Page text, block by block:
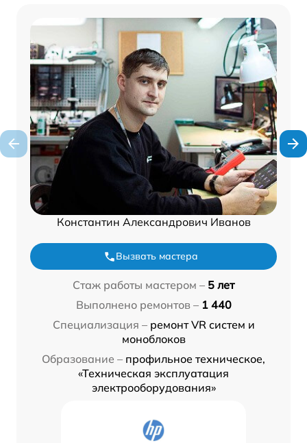
Константин Александрович Иванов
Вызвать мастера
Стаж работы мастером – 5 лет
Выполнено ремонтов – 1 440
Специализация – ремонт VR систем и
моноблоков
Образование – профильное техническое,
«Техническая эксплуатация
электрооборудования»